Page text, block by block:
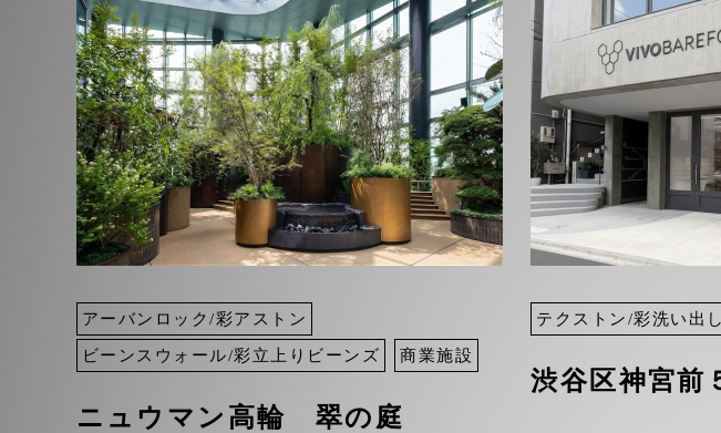
アーバンロック/彩アストン
ビーンスウォール/彩立上りビーンズ 商業施設
ニュウマン高輪 翠の庭
テクストン/彩洗い出し
渋谷区神宮前